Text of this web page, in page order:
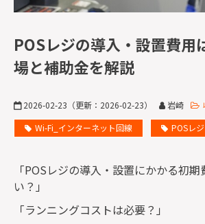
POSレジの導入・設置費用
場と補助金を解説
2026-02-23 （更新： 2026-02-23） 岩崎
Wi-Fi_インターネット回線
POSレジ
「POSレジの導入・設置にかかる初期
い？」
「ランニングコストは必要？」